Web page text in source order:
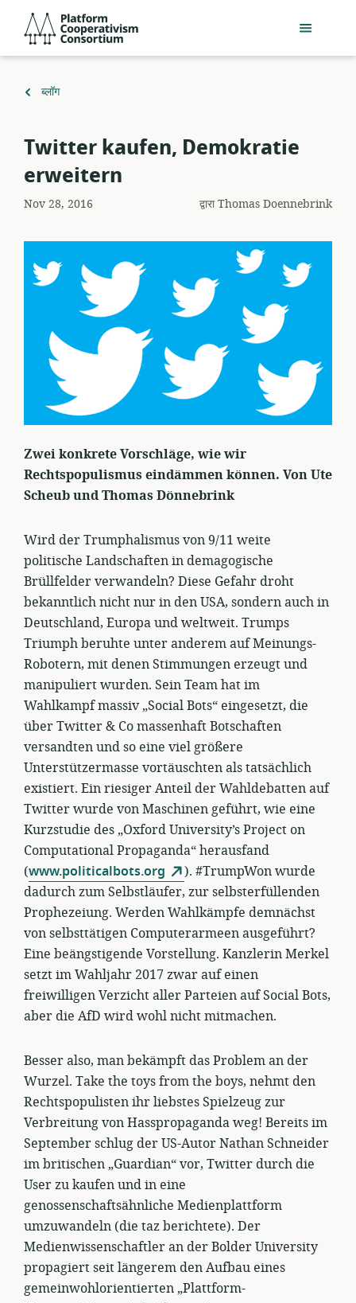
सामग्री
Consortium
पर
ब्लॉग
​Twitter kaufen, Demokratie
erweitern
Nov 28, 2016 द्वाराThomas Doennebrink
Zwei konkrete Vorschläge, wie wir
Rechtspopulismus eindämmen können. Von Ute
Scheub und Thomas Dönnebrink
Wird der Trumphalismus von 9/11 weite
politische Landschaften in demagogische
Brüllfelder verwandeln? Diese Gefahr droht
bekanntlich nicht nur in den USA, sondern auch in
Deutschland, Europa und weltweit. Trumps
Triumph beruhte unter anderem auf Meinungs-
Robotern, mit denen Stimmungen erzeugt und
manipuliert wurden. Sein Team hat im
Wahlkampf massiv „Social Bots“ eingesetzt, die
über Twitter & Co massenhaft Botschaften
versandten und so eine viel größere
Unterstützermasse vortäuschten als tatsächlich
existiert. Ein riesiger Anteil der Wahldebatten auf
Twitter wurde von Maschinen geführt, wie eine
Kurzstudie des „Oxford University’s Project on
Computational Propaganda“ herausfand
(www.politicalbots.org
). #TrumpWon wurde
dadurch zum Selbstläufer, zur selbsterfüllenden
Prophezeiung. Werden Wahlkämpfe demnächst
von selbsttätigen Computerarmeen ausgeführt?
Eine beängstigende Vorstellung. Kanzlerin Merkel
setzt im Wahljahr 2017 zwar auf einen
freiwilligen Verzicht aller Parteien auf Social Bots,
aber die AfD wird wohl nicht mitmachen.
Besser also, man bekämpft das Problem an der
Wurzel. Take the toys from the boys, nehmt den
Rechtspopulisten ihr liebstes Spielzeug zur
Verbreitung von Hasspropaganda weg! Bereits im
September schlug der US-Autor Nathan Schneider
im britischen „Guardian“ vor, Twitter durch die
User zu kaufen und in eine
genossenschaftsähnliche Medienplattform
umzuwandeln (die taz berichtete). Der
Medienwissenschaftler an der Bolder University
propagiert seit längerem den Aufbau eines
gemeinwohlorientierten „Plattform-